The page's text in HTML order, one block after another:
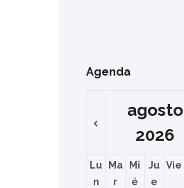
Agenda
agosto
2026
Lu
n
Ma
r
Mi
é
Ju
e
Vie